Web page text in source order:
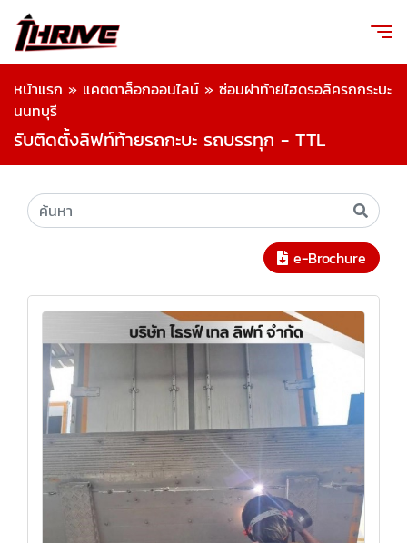
หน้าแรก » แคตตาล็อกออนไลน์ » ซ่อมฝาท้ายไฮดรอลิครถกระบะ
นนทบุรี
รับติดตั้งลิฟท์ท้ายรถกะบะ รถบรรทุก - TTL
e-Brochure